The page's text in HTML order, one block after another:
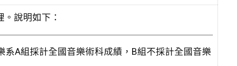
說明如下：
A組採計全國音樂術科成績，B組不採計全國音樂